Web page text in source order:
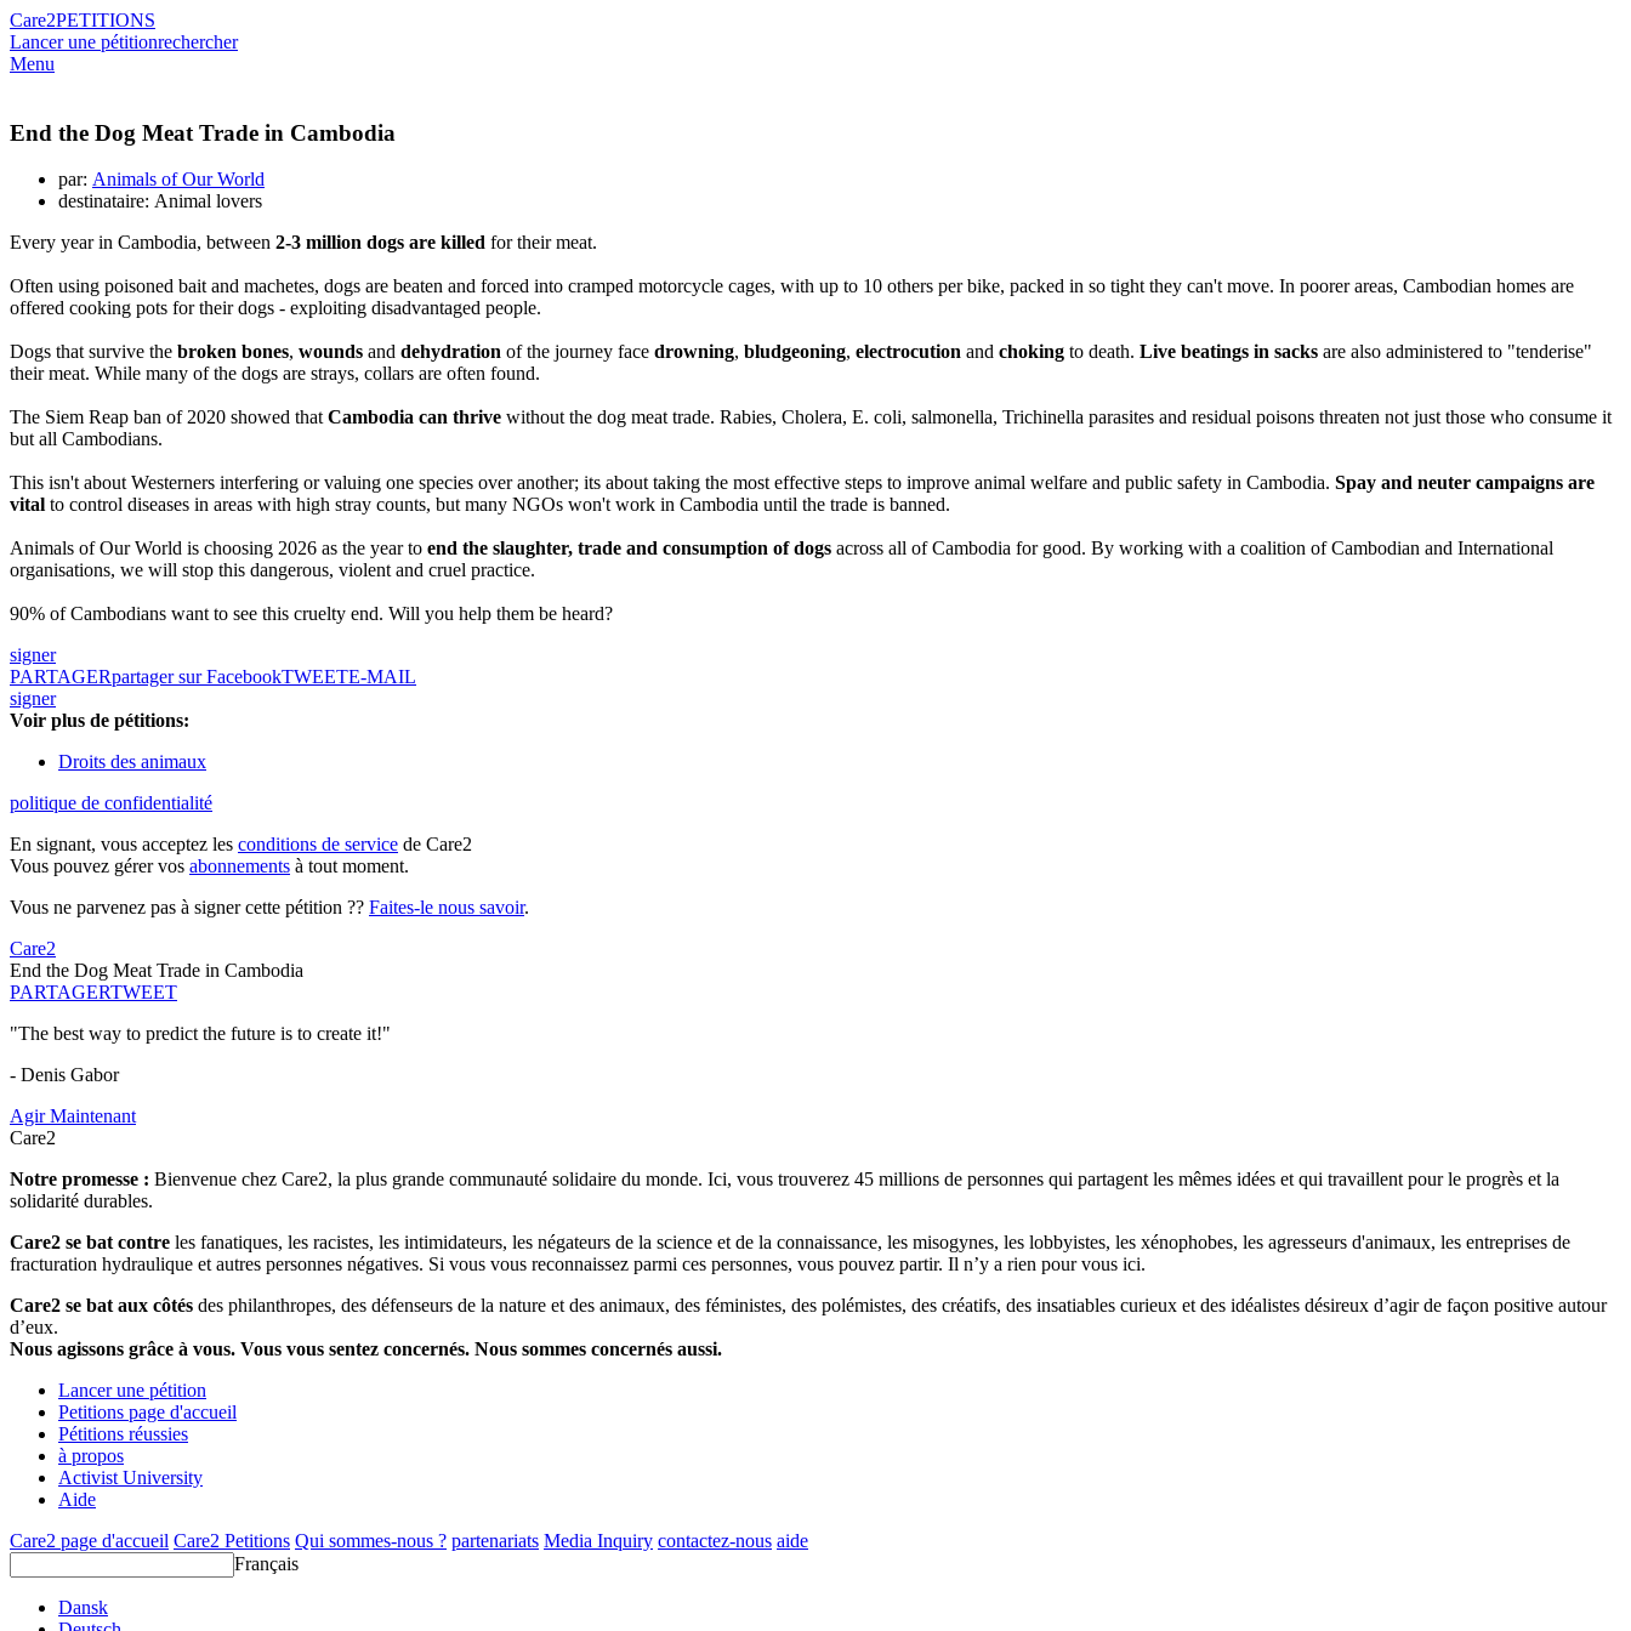
Care2PETITIONS
Lancer une pétitionrechercher
Menu
End the Dog Meat Trade in Cambodia
par: Animals of Our World
destinataire: Animal lovers
Every year in Cambodia, between 2-3 million dogs are killed for their meat.
Often using poisoned bait and machetes, dogs are beaten and forced into cramped motorcycle cages, with up to 10 others per bike, packed in so tight they can't move. In poorer areas, Cambodian homes are
offered cooking pots for their dogs - exploiting disadvantaged people.
Dogs that survive the broken bones, wounds and dehydration of the journey face drowning, bludgeoning, electrocution and choking to death. Live beatings in sacks are also administered to "tenderise"
their meat. While many of the dogs are strays, collars are often found.
The Siem Reap ban of 2020 showed thatCambodia can thrive without the dog meat trade. Rabies, Cholera, E. coli, salmonella, Trichinella parasites and residual poisons threaten not just those who consume it
but all Cambodians.
This isn't about Westerners interfering or valuing one species over another; its about taking the most effective steps to improve animal welfare and public safety in Cambodia. Spay and neuter campaigns are
vital to control diseases in areas with high stray counts, but many NGOs won't work in Cambodia until the trade is banned.
Animals of Our World is choosing 2026 as the year to end the slaughter, trade and consumption of dogs across all of Cambodia for good. By working with a coalition of Cambodian and International
organisations, we will stop this dangerous, violent and cruel practice.
90% of Cambodians want to see this cruelty end. Will you help them be heard?
signer
PARTAGERpartager sur FacebookTWEETE-MAIL
signer
Voir plus de pétitions:
Droits des animaux
politique de confidentialité
En signant, vous acceptez les conditions de service de Care2
Vous pouvez gérer vos abonnements à tout moment.
Vous ne parvenez pas à signer cette pétition ?? Faites-le nous savoir.
Care2
End the Dog Meat Trade in Cambodia
PARTAGERTWEET
"The best way to predict the future is to create it!"
- Denis Gabor
Agir Maintenant
Care2
Notre promesse : Bienvenue chez Care2, la plus grande communauté solidaire du monde. Ici, vous trouverez 45 millions de personnes qui partagent les mêmes idées et qui travaillent pour le progrès et la
solidarité durables.
Care2 se bat contre les fanatiques, les racistes, les intimidateurs, les négateurs de la science et de la connaissance, les misogynes, les lobbyistes, les xénophobes, les agresseurs d'animaux, les entreprises de
fracturation hydraulique et autres personnes négatives. Si vous vous reconnaissez parmi ces personnes, vous pouvez partir. Il n’y a rien pour vous ici.
Care2 se bat aux côtés des philanthropes, des défenseurs de la nature et des animaux, des féministes, des polémistes, des créatifs, des insatiables curieux et des idéalistes désireux d’agir de façon positive autour
d’eux.
Nous agissons grâce à vous. Vous vous sentez concernés. Nous sommes concernés aussi.
Lancer une pétition
Petitions page d'accueil
Pétitions réussies
à propos
Activist University
Aide
Care2 page d'accueil Care2 Petitions Qui sommes-nous ? partenariats Media Inquiry contactez-nous aide
Français
Dansk